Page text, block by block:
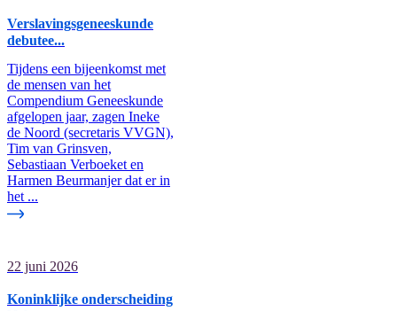
Verslavingsgeneeskunde
debutee...
Tijdens een bijeenkomst met
de mensen van het
Compendium Geneeskunde
afgelopen jaar, zagen Ineke
de Noord (secretaris VVGN),
Tim van Grinsven,
Sebastiaan Verboeket en
Harmen Beurmanjer dat er in
het ...
22 juni 2026
Koninklijke onderscheiding